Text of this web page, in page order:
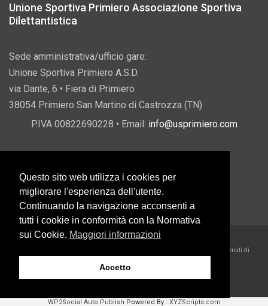
Unione Sportiva Primiero Associazione Sportiva
Dilettantistica
Sede amministrativa/ufficio gare:
Unione Sportiva Primiero A.S.D.
via Dante, 6 • Fiera di Primiero
38054 Primiero San Martino di Castrozza (TN)
P.IVA 00822690228 • Email: info@usprimiero.com
Vantaggi da Pubblica Amministrazione
Eccetto dove diversamente specificato, i contenuti di
Belder Interactive
WP2Social Auto Publish Powered By : XYZScripts.com
Questo sito web utilizza i cookies per
migliorare l'esperienza dell'utente.
Continuando la navigazione acconsenti a
tutti i cookie in conformità con la Normativa
sui Cookie. Maggiori informazioni
Accetto